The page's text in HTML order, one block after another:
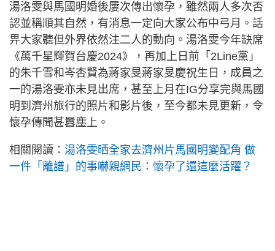
湯洛雯與馬國明婚後屢次傳出懷孕，雖然兩人多次否
認並稱順其自然，有消息一定向大家公布中弓月。話
畀大家聽但外界依然注二人的動向。湯洛雯今年缺席
《萬千星輝賀台慶2024》，再加上日前「2Line黨」
的朱千雪和岑杏賢為蔣家旻蔣家旻慶祝生日，成員之
一的湯洛雯亦未見出席，甚至上月在IG分享完與馬國
明到濟州旅行的照片和影片後，至今都未見更新，令
懷孕傳聞甚囂塵上。
相關閱讀： 湯洛雯晒全家去濟州片馬國明變配角 做
一件「離譜」的事嚇親網民：懷孕了還這麼活躍？